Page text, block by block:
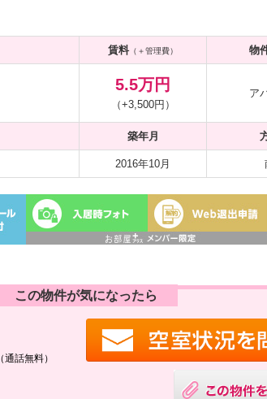
賃料（＋管理費） 物
5.5万円
（+3,500円）
ア
築年月
2016年10月
この物件が気になったら
（通話無料）